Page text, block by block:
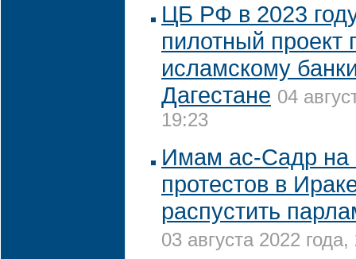
ЦБ РФ в 2023
пилотный проект
исламскому
Дагестане 04
19:23
Имам ас-Садр
протестов в
распустить
03 августа 2022